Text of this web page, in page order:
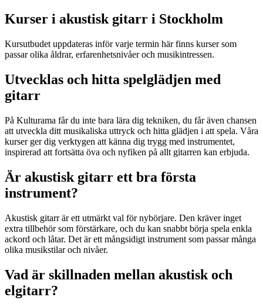
Kurser i akustisk gitarr i Stockholm
Kursutbudet uppdateras inför varje termin här finns kurser som
passar olika åldrar, erfarenhetsnivåer och musikintressen.
Utvecklas och hitta spelglädjen med
gitarr
På Kulturama får du inte bara lära dig tekniken, du får även chansen
att utveckla ditt musikaliska uttryck och hitta glädjen i att spela. Våra
kurser ger dig verktygen att känna dig trygg med instrumentet,
inspirerad att fortsätta öva och nyfiken på allt gitarren kan erbjuda.
Är akustisk gitarr ett bra första
instrument?
Akustisk gitarr är ett utmärkt val för nybörjare. Den kräver inget
extra tillbehör som förstärkare, och du kan snabbt börja spela enkla
ackord och låtar. Det är ett mångsidigt instrument som passar många
olika musikstilar och nivåer.
Vad är skillnaden mellan akustisk och
elgitarr?